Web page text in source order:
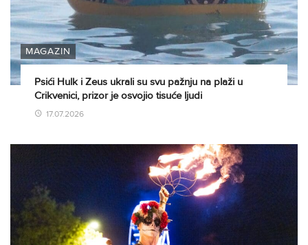
MAGAZIN
Psići Hulk i Zeus ukrali su svu pažnju na plaži u
Crikvenici, prizor je osvojio tisuće ljudi
17.07.2026